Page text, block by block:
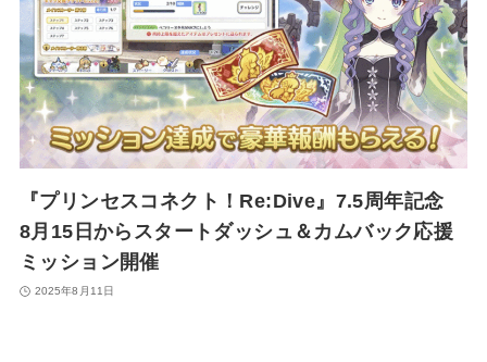
『プリンセスコネクト！Re:Dive』7.5周年記念
8月15日からスタートダッシュ＆カムバック応援
ミッション開催
2025年8月11日